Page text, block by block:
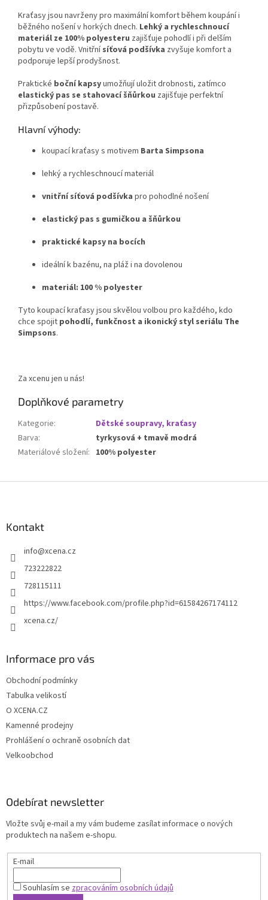
Kraťasy jsou navrženy pro maximální komfort během koupání i
běžného nošení v horkých dnech. Lehký a rychleschnoucí
materiál ze 100% polyesteru zajišťuje pohodlí i při delším
pobytu ve vodě. Vnitřnísíťová podšívka zvyšuje komfort a
podporuje lepší prodyšnost.
Praktické boční kapsyumožňují uložit drobnosti, zatímco
elastický pas se stahovací šňůrkou zajišťuje perfektní
přizpůsobení postavě.
Hlavní výhody:
koupací kraťasy s motivem Barta Simpsona
lehký a rychleschnoucí materiál
vnitřní síťová podšívka pro pohodlné nošení
elastický pas s gumičkou a šňůrkou
praktické kapsy na bocích
ideální k bazénu, na pláž i na dovolenou
materiál: 100 % polyester
Tyto koupací kraťasy jsou skvělou volbou pro každého, kdo
chce spojit pohodlí, funkčnost a ikonický styl seriálu The
Simpsons.
Za xcenu jen u nás!
Doplňkové parametry
Kategorie:
Dětské soupravy, kraťasy
Barva:
tyrkysová + tmavě modrá
Materiálové složení: 100% polyester
Kontakt
info@xcena.cz
723222822
728115111
https://www.facebook.com/profile.php?id=61584267174112
xcena.cz/
Informace pro vás
Obchodní podmínky
Tabulka velikostí
O XCENA.CZ
Kamenné prodejny
Prohlášení o ochraně osobních dat
Velkoobchod
Odebírat newsletter
Vložte svůj e-mail a my vám budeme zasílat informace o nových
produktech na našem e-shopu.
E-mail
Souhlasím sezpracováním osobních údajů